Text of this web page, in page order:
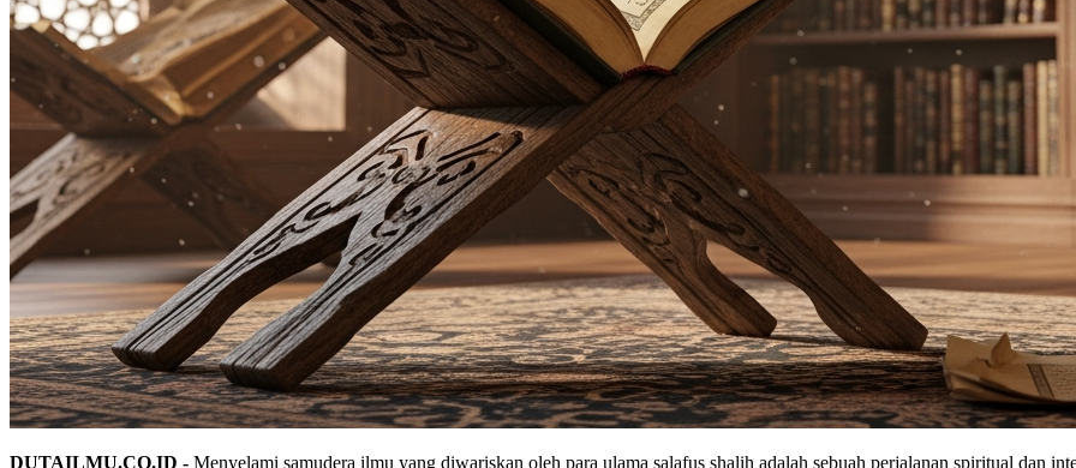
DUTAILMU.CO.ID - Menyelami samudera ilmu yang diwariskan oleh para ulama salafus shalih adalah sebuah perjalanan spiritual dan